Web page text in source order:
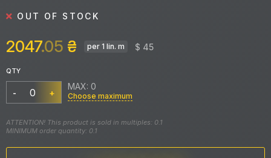
OUT OF STOCK
2047.05 ₴ per 1 lin. m $ 45
QTY
- +
MAX: 0
Choose maximum
ATTENTION! This product is sold in multiples: 0.1
MINIMUM order quantity: 0.1